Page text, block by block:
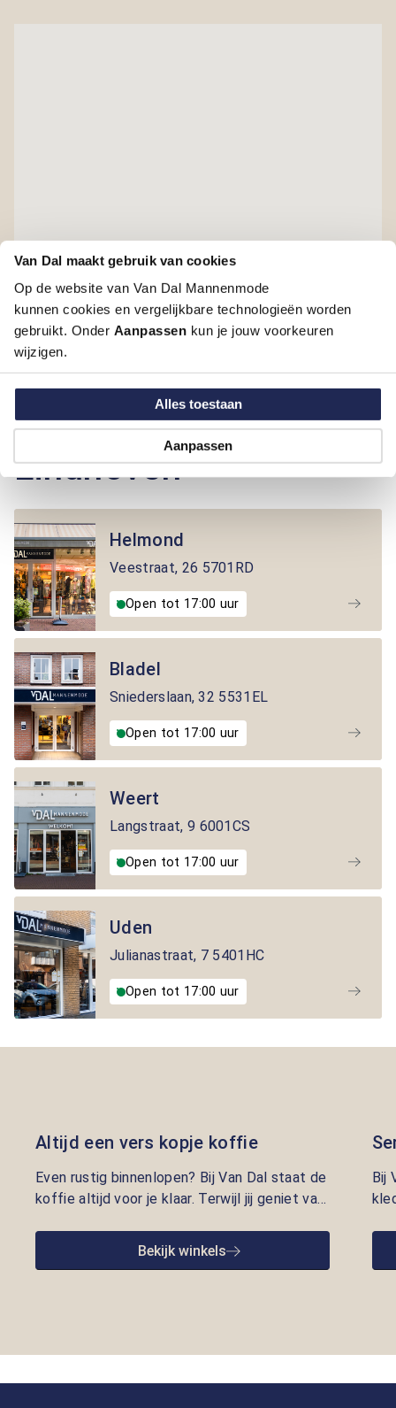
Van Dal maakt gebruik van cookies
Op de website van Van Dal Mannenmode
kunnen cookies en vergelijkbare technologieën worden
gebruikt. Onder Aanpassen kun je jouw voorkeuren
wijzigen.
Alles toestaan
Aanpassen
Winkels in de buurt van
Eindhoven
Helmond
Veestraat, 26 5701RD
Open tot 17:00 uur
Bladel
Sniederslaan, 32 5531EL
Open tot 17:00 uur
Weert
Langstraat, 9 6001CS
Open tot 17:00 uur
Uden
Julianastraat, 7 5401HC
Open tot 17:00 uur
Altijd een vers kopje koffie
Even rustig binnenlopen? Bij Van Dal staat de
koffie altijd voor je klaar. Terwijl jij geniet van
om je te helpen met kleding die écht bij je
past. Persoonlijke aandacht en gastvrijheid
Bekijk winkels
Bij